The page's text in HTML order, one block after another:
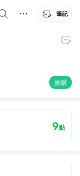
筆記
搶購
9點